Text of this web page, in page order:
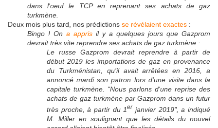
dans l'oeuf le TCP en reprenant ses achats de gaz
turkmène.
Deux mois plus tard, nos prédictions se révélaient exactes :
Bingo ! On a appris il y a quelques jours que Gazprom
devrait très vite reprendre ses achats de gaz turkmène :
Le russe Gazprom devrait reprendre à partir de
début 2019 les importations de gaz en provenance
du Turkménistan, qu'il avait arrêtées en 2016, a
annoncé mardi son patron lors d'une visite dans la
capitale turkmène. "Nous parlons d'une reprise des
achats de gaz turkmène par Gazprom dans un futur
très proche, à partir du 1er janvier 2019", a indiqué
M. Miller en soulignant que les détails du nouvel